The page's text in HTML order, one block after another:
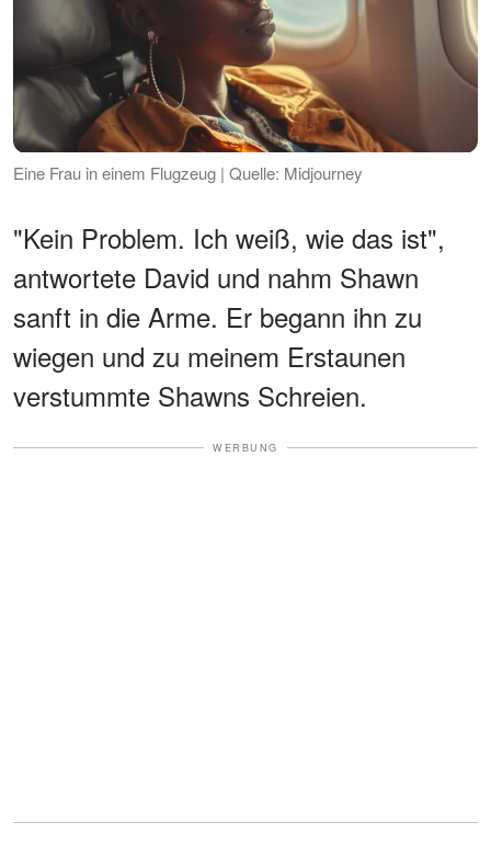
Eine Frau in einem Flugzeug | Quelle: Midjourney
"Kein Problem. Ich weiß, wie das ist",
antwortete David und nahm Shawn
sanft in die Arme. Er begann ihn zu
wiegen und zu meinem Erstaunen
verstummte Shawns Schreien.
WERBUNG